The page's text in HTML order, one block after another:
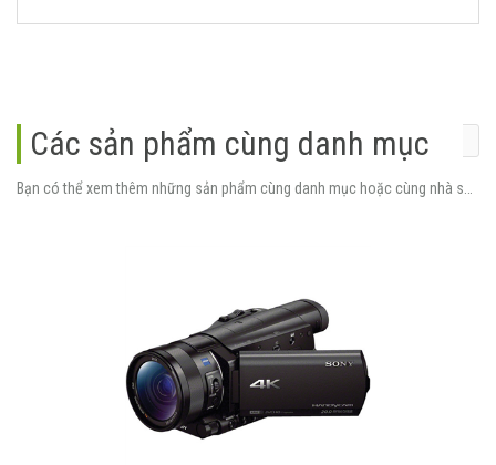
Các sản phẩm cùng danh mục